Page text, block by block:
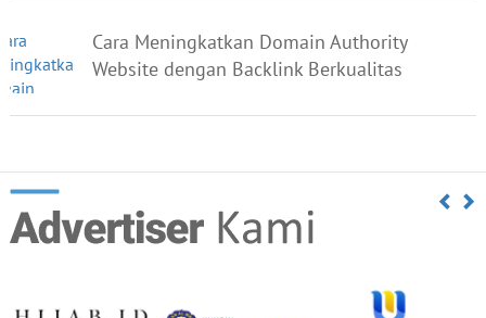
Cara Meningkatkan Domain Authority
Website dengan Backlink Berkualitas